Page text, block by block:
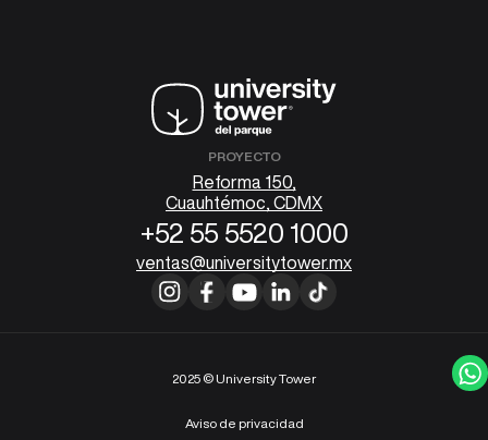
PROYECTO
Reforma 150,
Cuauhtémoc, CDMX
+52 55 5520 1000
ventas@universitytower.mx
Aviso de privacidad
2025 © University Tower